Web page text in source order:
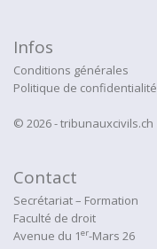
Infos
Conditions générales
Politique de confidentialité
© 2026 - tribunauxcivils.ch
Contact
Secrétariat – Formation
Faculté de droit
Avenue du 1er-Mars 26